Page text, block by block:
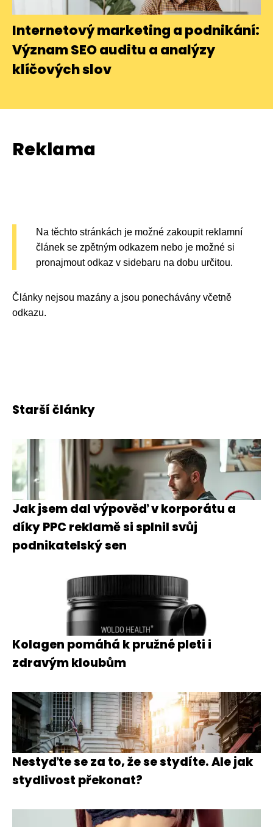
Internetový marketing a podnikání:
Význam SEO auditu a analýzy
klíčových slov
Reklama
Na těchto stránkách je možné zakoupit reklamní
článek se zpětným odkazem nebo je možné si
pronajmout odkaz v sidebaru na dobu určitou.
Články nejsou mazány a jsou ponechávány včetně
odkazu.
Starší články
Jak jsem dal výpověď v korporátu a
díky PPC reklamě si splnil svůj
podnikatelský sen
Kolagen pomáhá k pružné pleti i
zdravým kloubům
Nestyďte se za to, že se stydíte. Ale jak
stydlivost překonat?